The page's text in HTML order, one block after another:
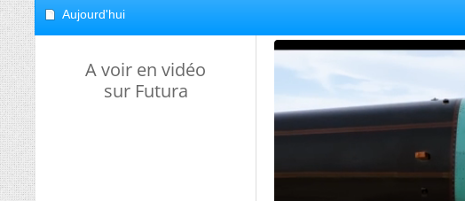
Aujourd'hui
A voir en vidéo
sur Futura